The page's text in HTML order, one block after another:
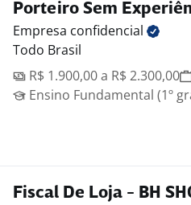
Porteiro Sem
Empresa confidencial
Todo Brasil
R$ 1.900,00 a R$ 2.300,00
Ensino Fundamental (1º
Fiscal De Loja - BH